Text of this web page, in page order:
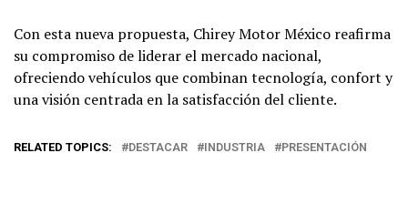
Con esta nueva propuesta, Chirey Motor México reafirma
su compromiso de liderar el mercado nacional,
ofreciendo vehículos que combinan tecnología, confort y
una visión centrada en la satisfacción del cliente.
RELATED TOPICS: DESTACAR INDUSTRIA PRESENTACIÓN